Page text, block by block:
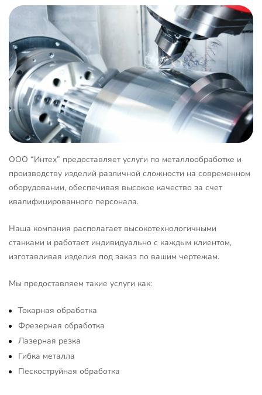
ООО “Интех” предоставляет услуги по металлообработке и
производству изделий различной сложности на современном
оборудовании, обеспечивая высокое качество за счет
квалифицированного персонала.
Наша компания располагает высокотехнологичными
станками и работает индивидуально с каждым клиентом,
изготавливая изделия под заказ по вашим чертежам.
Мы предоставляем такие услуги как:
Токарная обработка
Фрезерная обработка
Лазерная резка
Гибка металла
Пескоструйная обработка